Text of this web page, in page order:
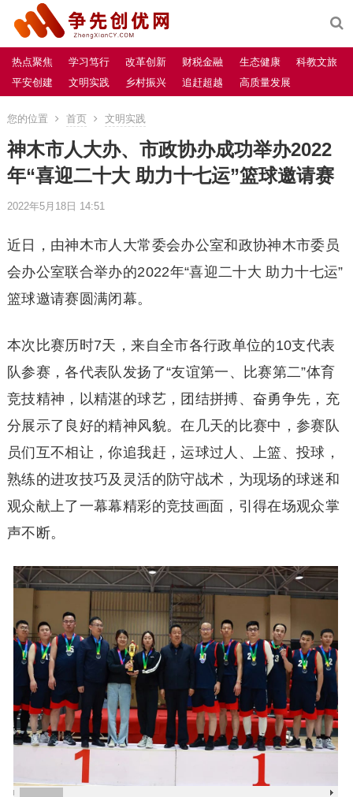
热点聚焦 学习笃行 改革创新 财税金融 生态健康
科教文旅
平安创建
文明实践 乡村振兴 追赶超越 高质量发展
您的位置 首页 文明实践
神木市人大办、市政协办成功举办2022
年“喜迎二十大 助力十七运”篮球邀请赛
2022年5月18日 14:51
近日，由神木市人大常委会办公室和政协神木市委员
会办公室联合举办的2022年“喜迎二十大 助力十七运”
篮球邀请赛圆满闭幕。
本次比赛历时7天，来自全市各行政单位的10支代表
队参赛，各代表队发扬了“友谊第一、比赛第二”体育
竞技精神，以精湛的球艺，团结拼搏、奋勇争先，充
分展示了良好的精神风貌。在几天的比赛中，参赛队
员们互不相让，你追我赶，运球过人、上篮、投球，
熟练的进攻技巧及灵活的防守战术，为现场的球迷和
观众献上了一幕幕精彩的竞技画面，引得在场观众掌
声不断。